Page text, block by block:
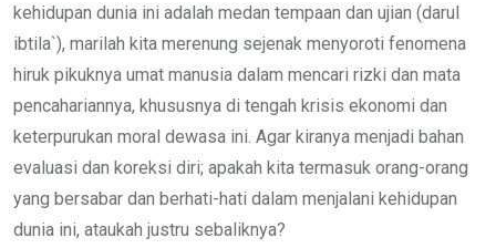
kehidupan dunia ini adalah medan tempaan dan ujian (darul
ibtila`), marilah kita merenung sejenak menyoroti fenomena
hiruk pikuknya umat manusia dalam mencari rizki dan mata
pencahariannya, khususnya di tengah krisis ekonomi dan
keterpurukan moral dewasa ini. Agar kiranya menjadi bahan
evaluasi dan koreksi diri; apakah kita termasuk orang-orang
yang bersabar dan berhati-hati dalam menjalani kehidupan
dunia ini, ataukah justru sebaliknya?